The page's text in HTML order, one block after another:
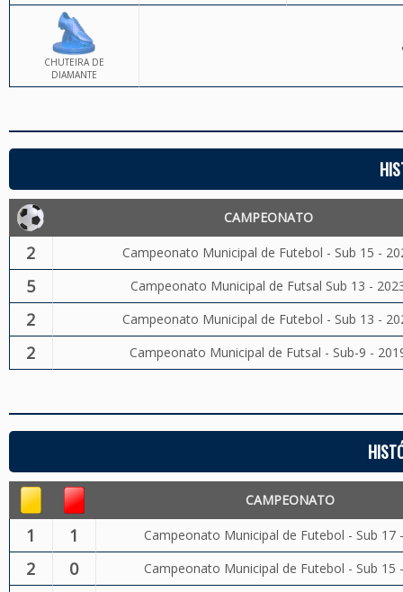
CHUTEIRA DE
DIAMANTE
CAMPEONATO
2 Campeonato Municipal de Futebol - Sub 15 -
5 Campeonato Municipal de Futsal Sub 13 -
2 Campeonato Municipal de Futebol - Sub 13 -
2 Campeonato Municipal de Futsal - Sub-9 -
CAMPEONATO
1 1 Campeonato Municipal de Futebol - Sub 17
2 0 Campeonato Municipal de Futebol - Sub 15